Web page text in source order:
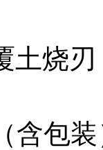
土烧刃
含包